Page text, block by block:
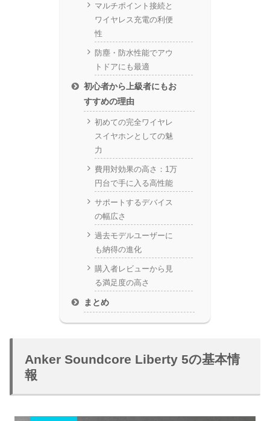
マルチポイント接続と
ワイヤレス充電の利便
性
防塵・防水性能でアウ
トドアにも最適
初心者から上級者にもお
すすめの理由
初めての完全ワイヤレ
スイヤホンとしての魅
力
費用対効果の高さ：1万
円台で手に入る高性能
サポートするデバイス
の幅広さ
過去モデルユーザーに
も納得の進化
購入者レビューから見
る満足度の高さ
まとめ
Anker Soundcore Liberty 5の基本情
報